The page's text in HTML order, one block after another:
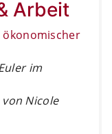
Arbeit
ökonomischer
im
von Nicole